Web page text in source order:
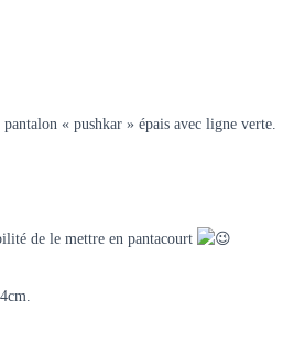
« pushkar » épais avec ligne verte.
de le mettre en pantacourt